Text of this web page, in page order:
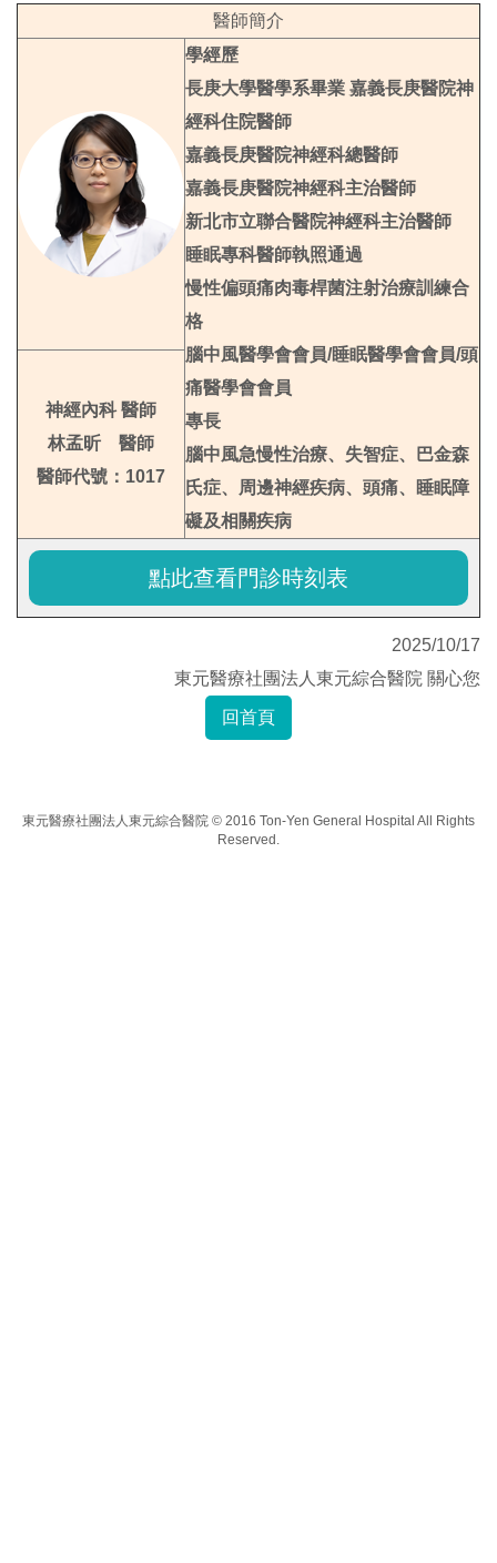
醫師簡介
學經歷
長庚大學醫學系畢業 嘉義長庚醫院神
經科住院醫師
嘉義長庚醫院神經科總醫師
嘉義長庚醫院神經科主治醫師
新北市立聯合醫院神經科主治醫師
睡眠專科醫師執照通過
慢性偏頭痛肉毒桿菌注射治療訓練合
格
腦中風醫學會會員/睡眠醫學會會員/頭
痛醫學會會員
專長
腦中風急慢性治療、失智症、巴金森
氏症、周邊神經疾病、頭痛、睡眠障
礙及相關疾病
神經內科 醫師
林孟昕 醫師
醫師代號：1017
點此查看門診時刻表
2025/10/17
東元醫療社團法人東元綜合醫院 關心您
回首頁
東元醫療社團法人東元綜合醫院 © 2016 Ton-Yen General Hospital All Rights
Reserved.